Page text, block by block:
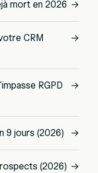
mort en 2026 →
CRM
→
RGPD
→
9 jours (2026) →
(2026) →